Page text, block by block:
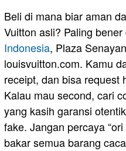
Beli di mana biar aman
Vuitton asli? Paling
Indonesia, Plaza
louisvuitton.com. Kamu
receipt, dan bisa request
Kalau mau second, cari
yang kasih garansi
fake. Jangan percaya
bakar semua barang